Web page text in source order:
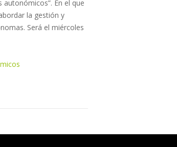
En el que
la gestión y
Será el miércoles